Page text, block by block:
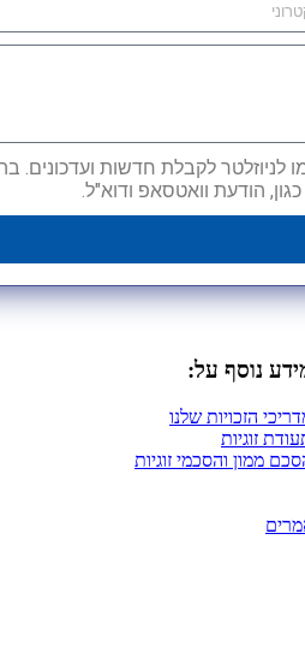
לניוזלטר לקבלת חדשות ועדכונים.
כגון, הודעת וואטסאפ ודוא"ל.
נוסף על:
הזכויות שלנו
זוגיות
ממון והסכמי זוגיות